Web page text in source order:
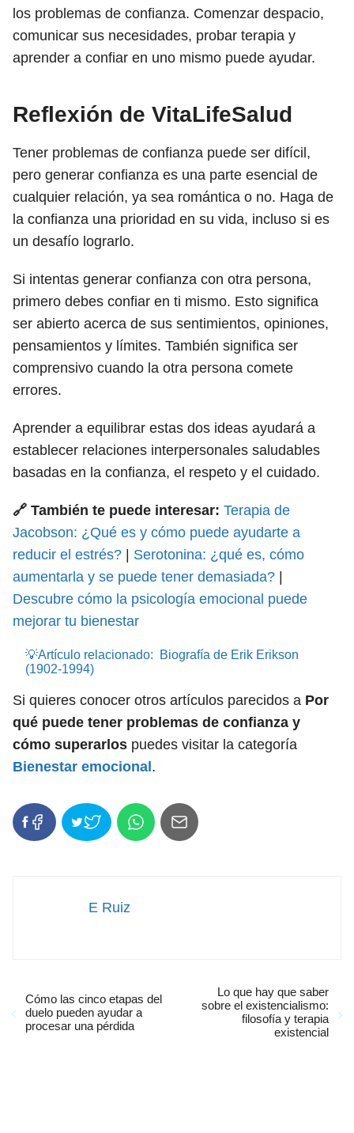
los problemas de confianza. Comenzar despacio,
comunicar sus necesidades, probar terapia y
aprender a confiar en uno mismo puede ayudar.
Reflexión de VitaLifeSalud
Tener problemas de confianza puede ser difícil,
pero generar confianza es una parte esencial de
cualquier relación, ya sea romántica o no. Haga de
la confianza una prioridad en su vida, incluso si es
un desafío lograrlo.
Si intentas generar confianza con otra persona,
primero debes confiar en ti mismo. Esto significa
ser abierto acerca de sus sentimientos, opiniones,
pensamientos y límites. También significa ser
comprensivo cuando la otra persona comete
errores.
Aprender a equilibrar estas dos ideas ayudará a
establecer relaciones interpersonales saludables
basadas en la confianza, el respeto y el cuidado.
🔗 También te puede interesar: Terapia de
Jacobson: ¿Qué es y cómo puede ayudarte a
reducir el estrés?
Serotonina: ¿qué es, cómo
aumentarla y se puede tener demasiada?
Descubre cómo la psicología emocional puede
mejorar tu bienestar
💡Artículo relacionado:
Biografía de Erik Erikson
(1902-1994)
Si quieres conocer otros artículos parecidos a Por
qué puede tener problemas de confianza y
cómo superarlos puedes visitar la categoría
Bienestar emocional .
E Ruiz
Cómo las cinco etapas del
duelo pueden ayudar a
procesar una pérdida
Lo que hay que saber
sobre el existencialismo:
filosofía y terapia
existencial